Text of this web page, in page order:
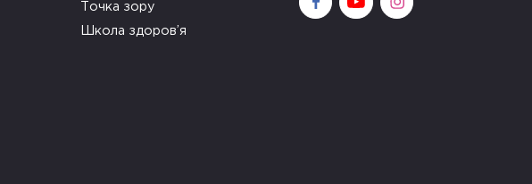
Точка зору
Школа здоров’я